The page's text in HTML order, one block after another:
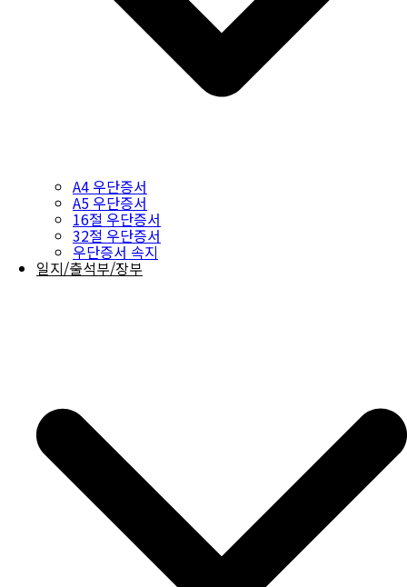
A4 우단증서
A5 우단증서
16절 우단증서
32절 우단증서
우단증서 속지
일지/출석부/장부